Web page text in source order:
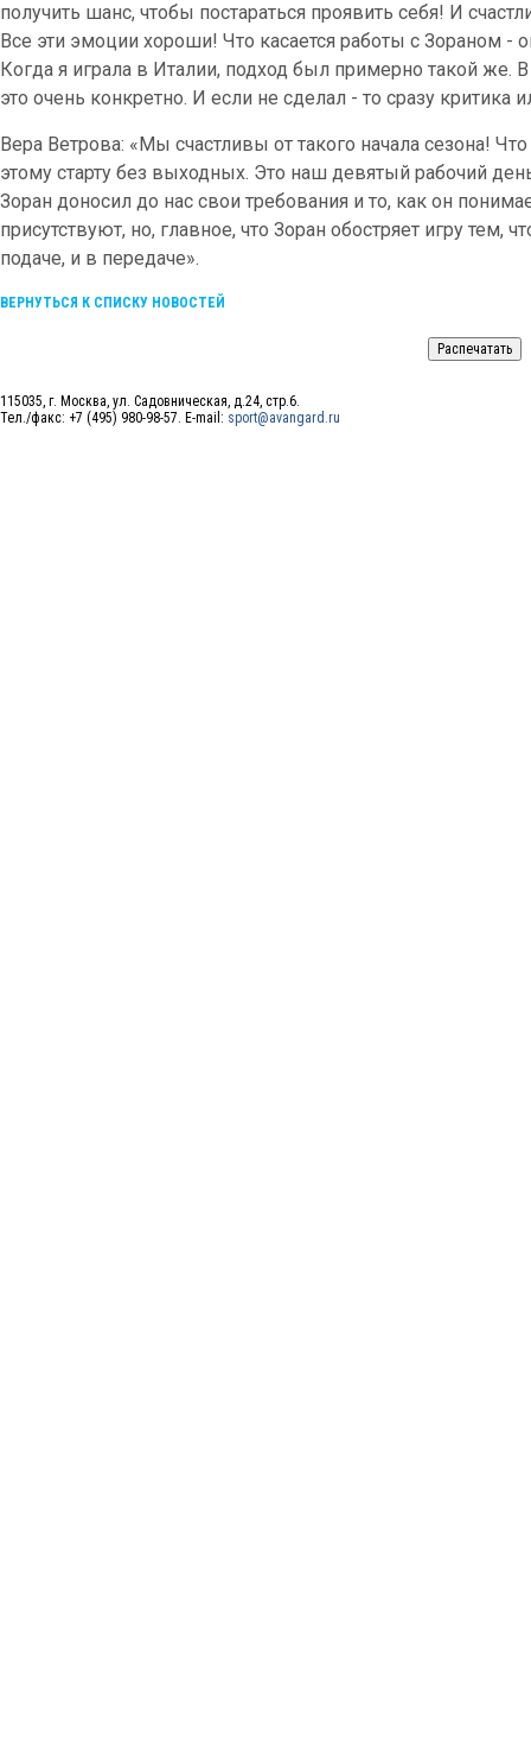
получить шанс, чтобы постараться проявить себя! И
Все эти эмоции хороши! Что касается работы с Зораном -
Когда я играла в Италии, подход был примерно такой же.
это очень конкретно. И если не сделал - то сразу критика
Вера Ветрова: «Мы счастливы от такого начала сезона!
этому старту без выходных. Это наш девятый рабочий
Зоран доносил до нас свои требования и то, как он
присутствуют, но, главное, что Зоран обостряет игру
подаче, и в передаче».
ВЕРНУТЬСЯ К СПИСКУ НОВОСТЕЙ
115035, г. Москва, ул. Садовническая, д.24, стр.6.
Тел./факс: +7 (495) 980-98-57. E-mail: sport@avangard.ru